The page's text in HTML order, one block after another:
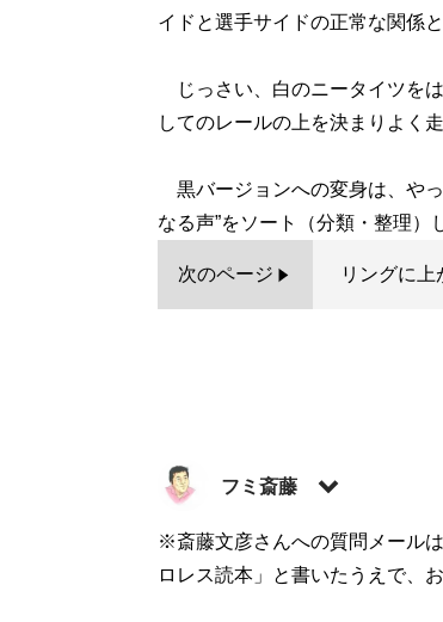
イドと選手サイドの正常な関係
じっさい、白のニータイツを
してのレールの上を決まりよく
黒バージョンへの変身は、や
次のページ リングに
フミ斎藤
記事一覧へ
※斎藤文彦さんへの質問メール
ロレス読本」と書いたうえで、